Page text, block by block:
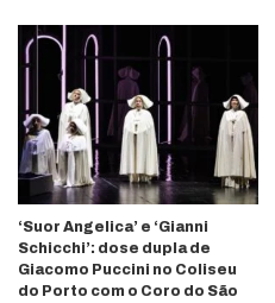
‘Suor Angelica’ e ‘Gianni
Schicchi’: dose dupla de
Giacomo Puccini no Coliseu
do Porto com o Coro do São